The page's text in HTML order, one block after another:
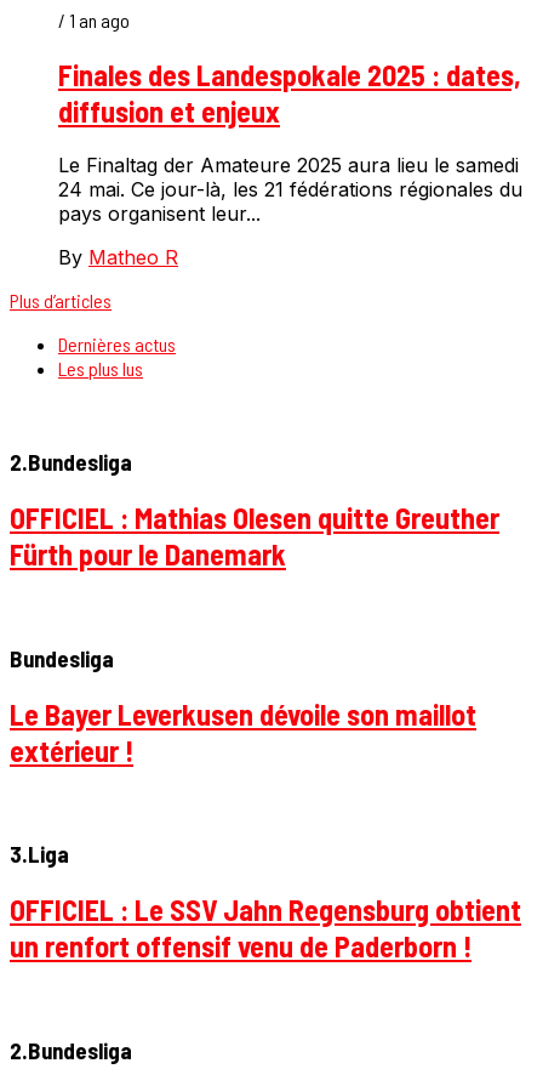
/ 1 an ago
Finales des Landespokale 2025 : dates,
diffusion et enjeux
Le Finaltag der Amateure 2025 aura lieu le samedi
24 mai. Ce jour-là, les 21 fédérations régionales du
pays organisent leur...
By Matheo R
Plus d’articles
Dernières actus
Les plus lus
2.Bundesliga
OFFICIEL : Mathias Olesen quitte Greuther
Fürth pour le Danemark
Bundesliga
Le Bayer Leverkusen dévoile son maillot
extérieur !
3.Liga
OFFICIEL : Le SSV Jahn Regensburg obtient
un renfort offensif venu de Paderborn !
2.Bundesliga